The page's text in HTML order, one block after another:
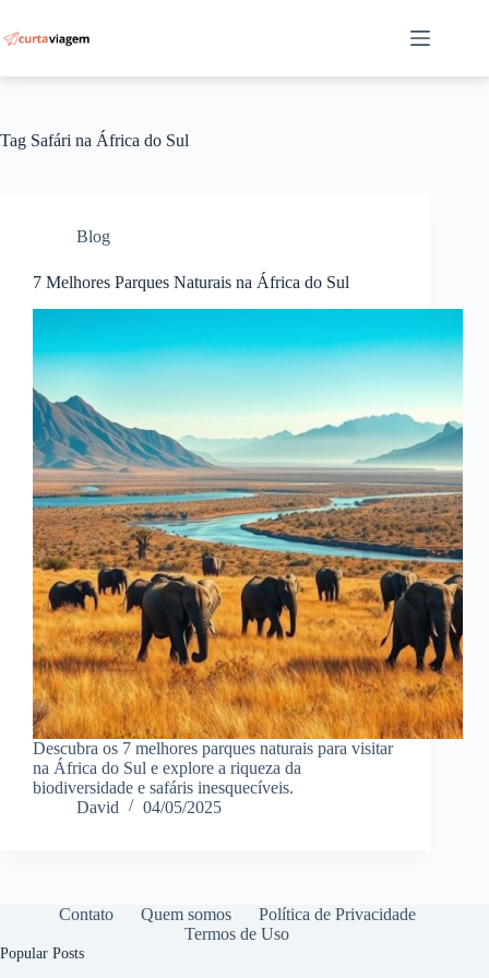
para
o
Tag Safári na África do Sul
Blog
7 Melhores Parques Naturais na África do Sul
Descubra os 7 melhores parques naturais para visitar
na África do Sul e explore a riqueza da
biodiversidade e safáris inesquecíveis.
David
04/05/2025
Contato Quem somos
Política de Privacidade
Termos de Uso
Popular Posts